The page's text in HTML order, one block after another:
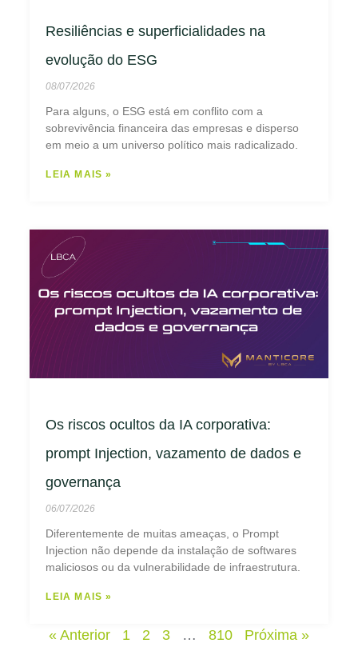
Resiliências e superficialidades na
evolução do ESG
08/07/2026
Para alguns, o ESG está em conflito com a
sobrevivência financeira das empresas e disperso
em meio a um universo político mais radicalizado.
LEIA MAIS »
Os riscos ocultos da IA corporativa:
prompt Injection, vazamento de dados e
governança
06/07/2026
Diferentemente de muitas ameaças, o Prompt
Injection não depende da instalação de softwares
maliciosos ou da vulnerabilidade de infraestrutura.
LEIA MAIS »
« Anterior 1 2 3 … 810 Próxima »